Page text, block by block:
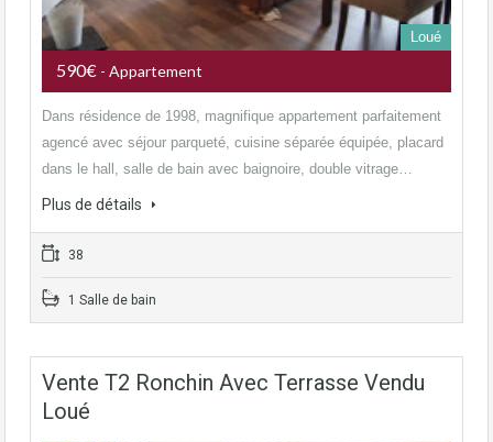
Loué
590€ - Appartement
Dans résidence de 1998, magnifique appartement parfaitement
agencé avec séjour parqueté, cuisine séparée équipée, placard
dans le hall, salle de bain avec baignoire, double vitrage…
Plus de détails
38
1 Salle de bain
Vente T2 Ronchin Avec Terrasse Vendu
Loué